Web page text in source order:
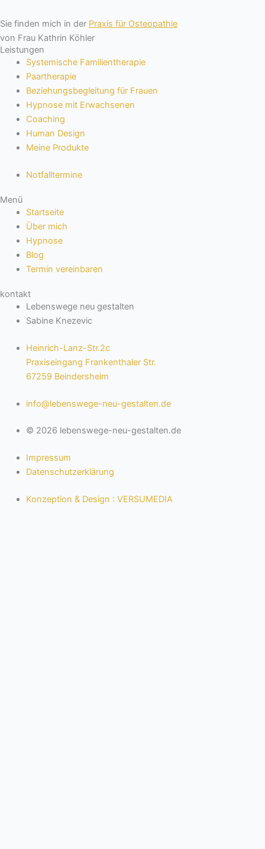
Sie finden mich in der Praxis für Osteopathie
von Frau Kathrin Köhler
Leistungen
Systemische Familientherapie
Paartherapie
Beziehungsbegleitung für Frauen
Hypnose mit Erwachsenen
Coaching
Human Design
Meine Produkte
Notfalltermine
Menü
Startseite
Über mich
Hypnose
Blog
Termin vereinbaren
kontakt
Lebenswege neu gestalten
Sabine Knezevic
Heinrich-Lanz-Str.2c
Praxiseingang Frankenthaler Str.
67259 Beindersheim
info@lebenswege-neu-gestalten.de
© 2026 lebenswege-neu-gestalten.de
Impressum
Datenschutzerklärung
Konzeption & Design : VERSUMEDIA